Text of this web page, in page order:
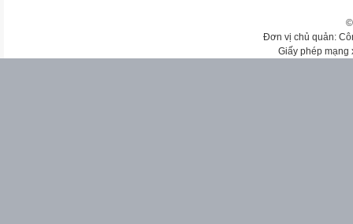
Đơn vị chủ quản:
Giấy phép mạng